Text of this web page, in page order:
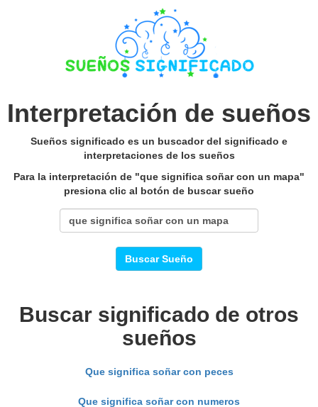
Interpretación de sueños
Sueños significado es un buscador del significado e
interpretaciones de los sueños
Para la interpretación de "que significa soñar con un mapa"
presiona clic al botón de buscar sueño
Buscar Sueño
Buscar significado de otros
sueños
Que significa soñar con peces
Que significa soñar con numeros